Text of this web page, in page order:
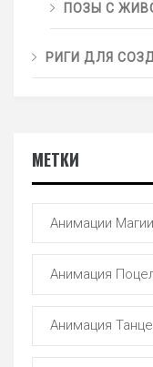
ПОЗЫ С
РИГИ ДЛЯ
МЕТКИ
Анимации Магии
Анимация
Анимация